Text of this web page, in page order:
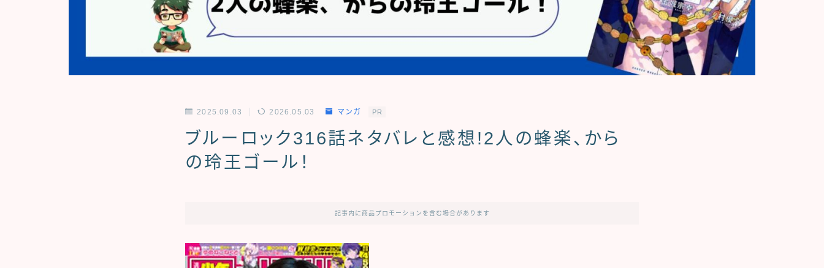
2025.09.03 2026.05.03 マンガ PR
ブルーロック316話ネタバレと感想!2人の蜂楽、から
の玲王ゴール！
記事内に商品プロモーションを含む場合があります